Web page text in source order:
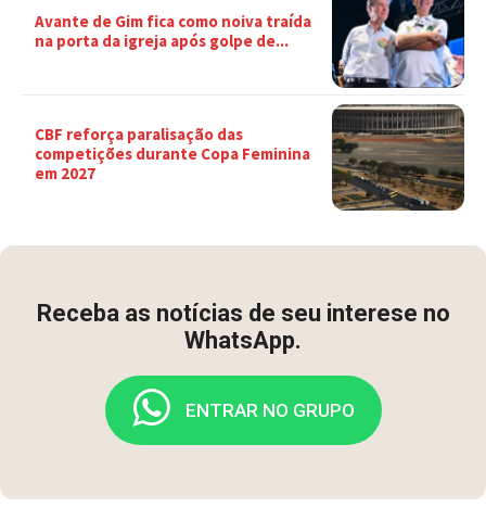
Avante de Gim fica como noiva traída
na porta da igreja após golpe de...
CBF reforça paralisação das
competições durante Copa Feminina
em 2027
Receba as notícias de seu interese no
WhatsApp.
ENTRAR NO GRUPO